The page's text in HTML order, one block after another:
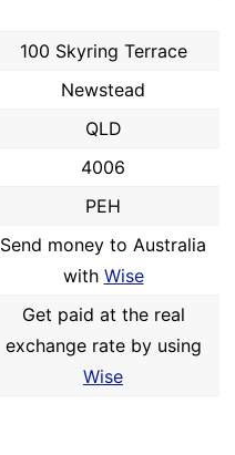
100 Skyring Terrace
Newstead
QLD
4006
PEH
Send money to Australia
with Wise
Get paid at the real
exchange rate by using
Wise